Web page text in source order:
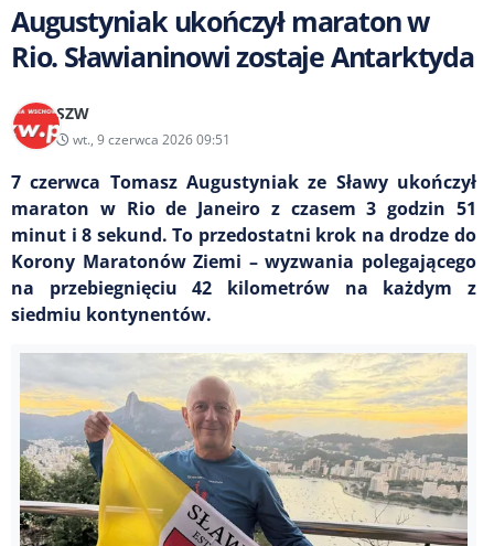
Augustyniak ukończył maraton w
Rio. Sławianinowi zostaje Antarktyda
SZW
wt., 9 czerwca 2026 09:51
7 czerwca Tomasz Augustyniak ze Sławy ukończył
maraton w Rio de Janeiro z czasem 3 godzin 51
minut i 8 sekund. To przedostatni krok na drodze do
Korony Maratonów Ziemi – wyzwania polegającego
na przebiegnięciu 42 kilometrów na każdym z
siedmiu kontynentów.